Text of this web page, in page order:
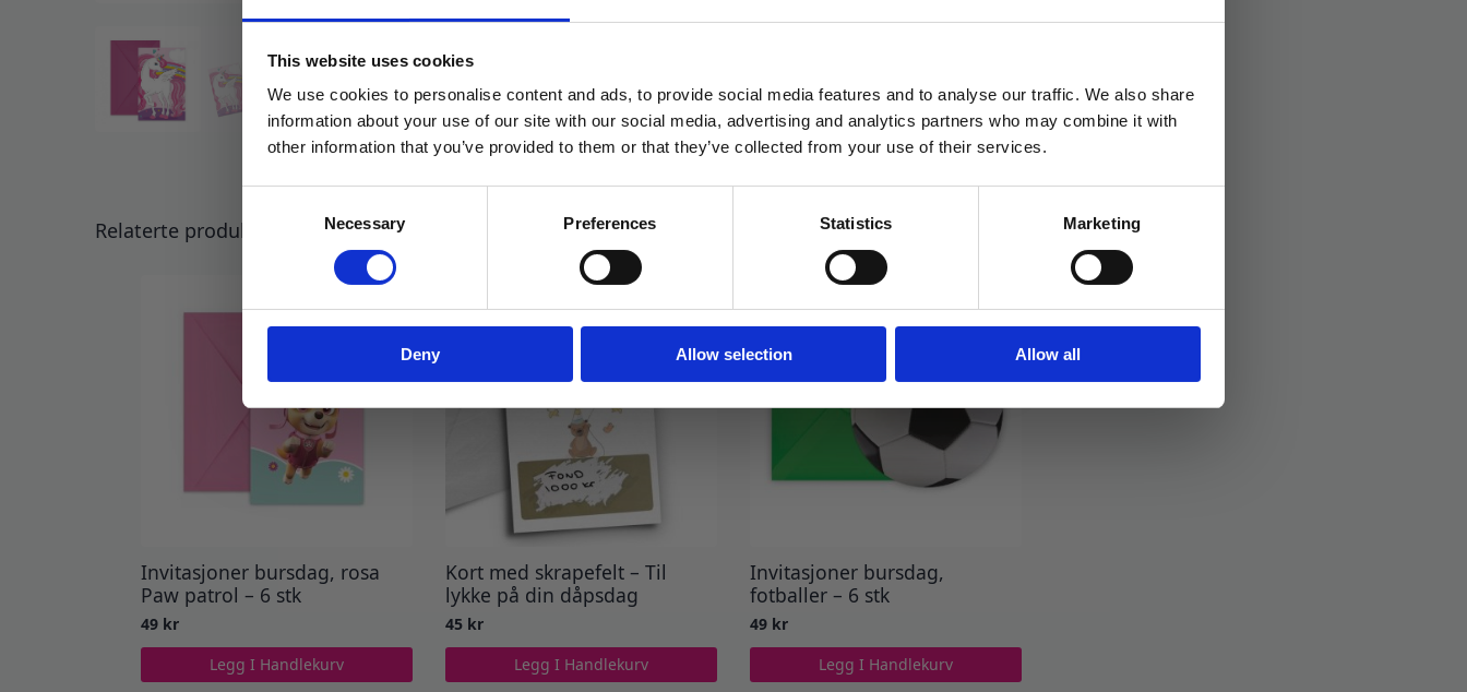
This website uses cookies
We use cookies to personalise content and ads, to provide social media features and to analyse our traffic. We also share
information about your use of our site with our social media, advertising and analytics partners who may combine it with
other information that you’ve provided to them or that they’ve collected from your use of their services.
Selection
Necessary Preferences Statistics Marketing
Deny Allow selection Allow all
Relaterte produkter
Invitasjoner bursdag, rosa
Paw patrol – 6 stk
49 kr
Legg I Handlekurv
Kort med skrapefelt – Til
lykke på din dåpsdag
45 kr
Legg I Handlekurv
Invitasjoner bursdag,
fotballer – 6 stk
49 kr
Legg I Handlekurv
få eksklusive tilbud og masse
inspirasjon rett i innboksen
Ja takk! Jeg vil gjerne få brev fra dere!